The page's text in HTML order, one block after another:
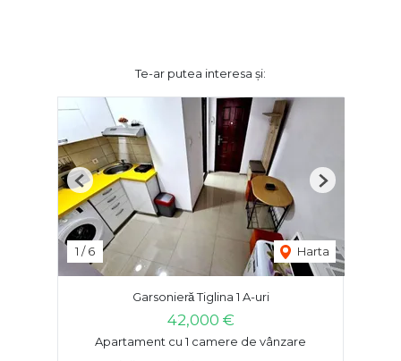
Te-ar putea interesa și:
1 /6 Harta
Previous Next
Garsonieră Tiglina 1 A-uri
42,000 €
Apartament cu 1 camere de vânzare